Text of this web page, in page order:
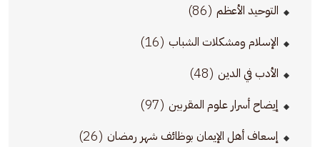
التوحيد الأعظم (86)
الإسلام ومشكلات الشباب (16)
الأدب في الدين (48)
إيضاح أسرار علوم المقربين (97)
إسعاف أهل الإيمان بوظائف شهر رمضان (26)